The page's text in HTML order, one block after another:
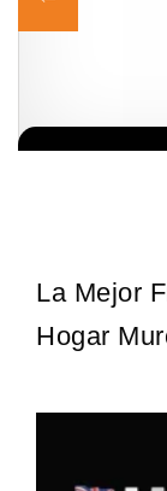
La Mejor
Hogar